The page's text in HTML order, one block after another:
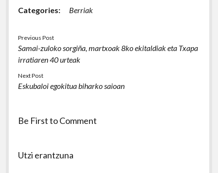
Categories: Berriak
Previous Post
Samai-zuloko sorgiña, martxoak 8ko ekitaldiak eta Txapa
irratiaren 40 urteak
Next Post
Eskubaloi egokitua biharko saioan
Be First to Comment
Utzi erantzuna